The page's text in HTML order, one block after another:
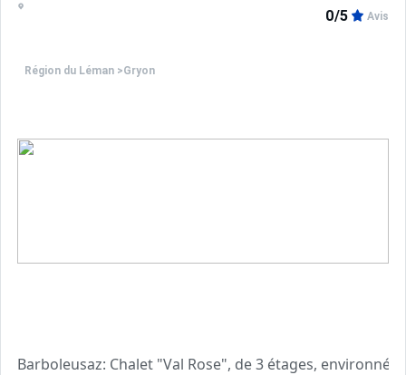
Région du Léman >Gryon
0/5 Avis
Barboleusaz: Chalet "Val Rose", de 3 étages,